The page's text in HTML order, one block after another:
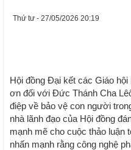
Thứ tư - 27/05/2026 20:19
Hội đồng Đại kết các Giáo
ơn đối với Đức Thánh Cha
điệp về bảo vệ con người
nhà lãnh đạo của Hội đồng
mạnh mẽ cho cuộc thảo luận
nhấn mạnh rằng công nghệ